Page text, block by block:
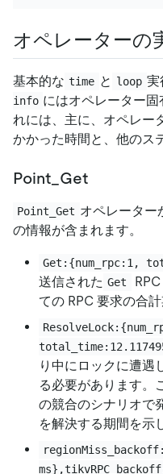
オペレーターの
基本的な time と loop 実
info にはオペレーター
れには、主に、オペレー
かかった時間と、他のス
Point_Get
Point_Get オペレーター
の情報が含まれます。
Get:{num_rpc:1,
送信された Get
ての RPC 要求の合
り中にロックに遭遇
る必要があります。
の競合のシナリオで
を解決する期間を示